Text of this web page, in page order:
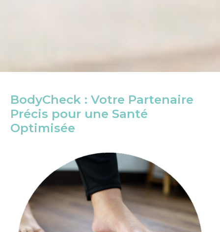
BodyCheck : Votre Partenaire
Précis pour une Santé
Optimisée